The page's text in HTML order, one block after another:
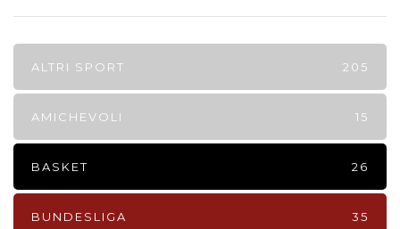
ALTRI SPORT 205
AMICHEVOLI 15
BASKET 26
BUNDESLIGA 35